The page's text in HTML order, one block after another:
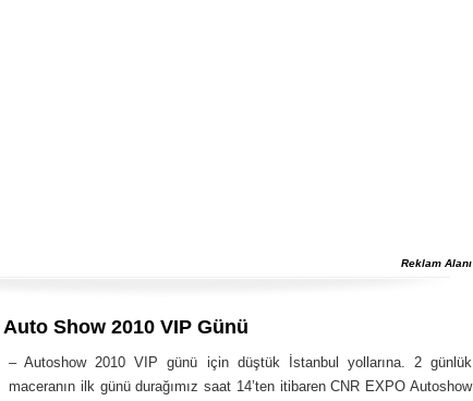
Reklam Alanı
Auto Show 2010 VIP Günü
– Autoshow 2010 VIP günü için düştük İstanbul yollarına. 2 günlük
maceranın ilk günü durağımız saat 14’ten itibaren CNR EXPO Autoshow